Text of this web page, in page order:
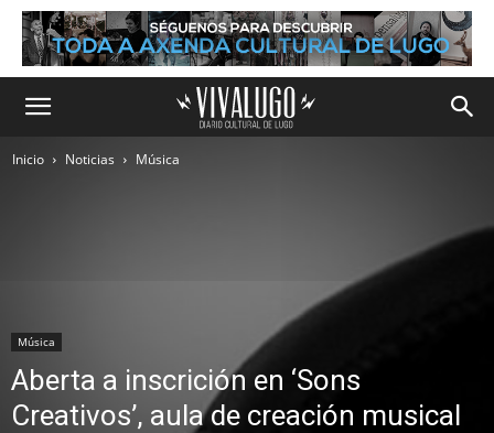
Inicio Noticias Música
Música
Aberta a inscrición en ‘Sons
Creativos’, aula de creación musical